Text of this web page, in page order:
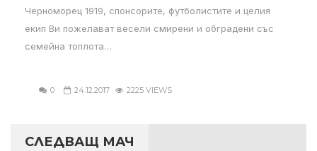
Черноморец 1919, спонсорите, футболистите и целия
екип Ви пожелават весели смирени и обградени със
семейна топлота…
0 24.12.2017 2225 VIEWS
СЛЕДВАЩ МАЧ